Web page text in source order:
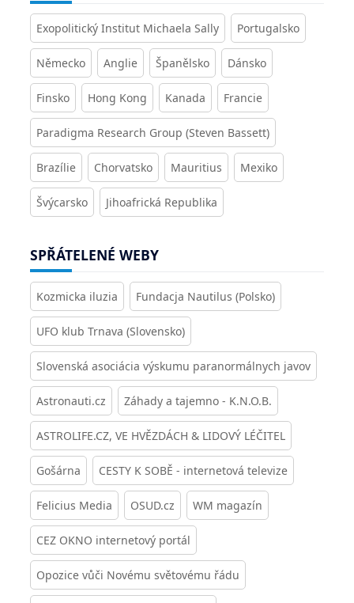
Exopolitický Institut Michaela Sally Portugalsko
Německo Anglie Španělsko Dánsko
Finsko Hong Kong Kanada Francie
Paradigma Research Group (Steven Bassett)
Brazílie Chorvatsko Mauritius Mexiko
Švýcarsko Jihoafrická Republika
SPŘÁTELENÉ WEBY
Kozmicka iluzia Fundacja Nautilus (Polsko)
UFO klub Trnava (Slovensko)
Slovenská asociácia výskumu paranormálnych javov
Astronauti.cz Záhady a tajemno - K.N.O.B.
ASTROLIFE.CZ, VE HVĚZDÁCH & LIDOVÝ LÉČITEL
Gošárna CESTY K SOBĚ - internetová televize
Felicius Media OSUD.cz WM magazín
CEZ OKNO internetový portál
Opozice vůči Novému světovému řádu